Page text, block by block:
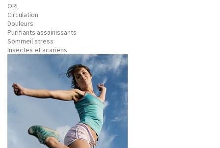
ORL
Circulation
Douleurs
Purifiants assainissants
Sommeil stress
Insectes et acariens